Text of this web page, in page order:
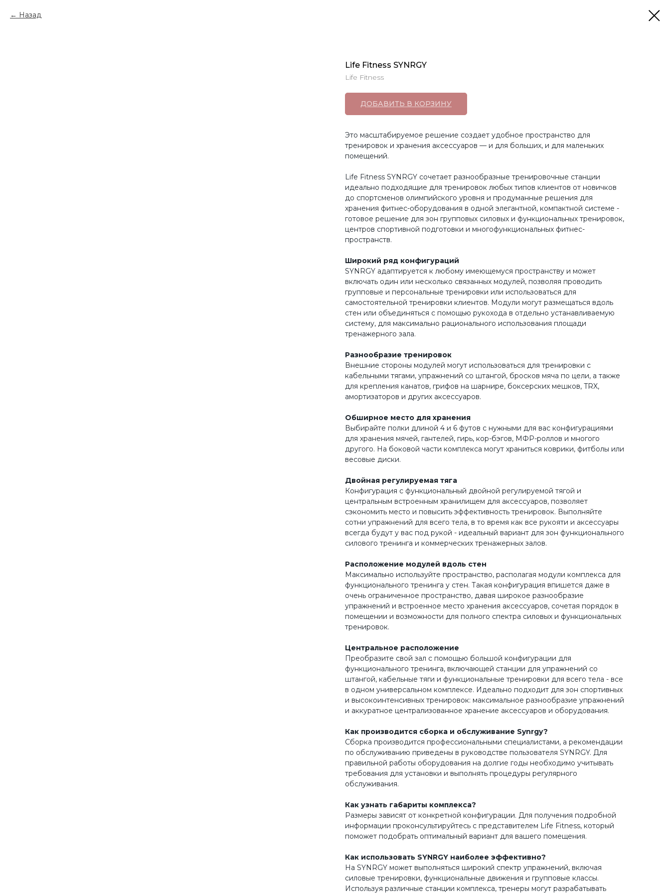
Назад
Life Fitness SYNRGY
Life Fitness
ДОБАВИТЬ В КОРЗИНУ
Это масштабируемое решение создает удобное пространство для
тренировок и хранения аксессуаров — и для больших, и для маленьких
помещений.
Life Fitness SYNRGY сочетает разнообразные тренировочные станции
идеально подходящие для тренировок любых типов клиентов от новичков
до спортсменов олимпийского уровня и продуманные решения для
хранения фитнес-оборудования в одной элегантной, компактной системе -
готовое решение для зон групповых силовых и функциональных тренировок,
центров спортивной подготовки и многофункциональных фитнес-
пространств.
Широкий ряд конфигураций
SYNRGY адаптируется к любому имеющемуся пространству и может
включать один или несколько связанных модулей, позволяя проводить
групповые и персональные тренировки или использоваться для
самостоятельной тренировки клиентов. Модули могут размещаться вдоль
стен или объединяться с помощью рукохода в отдельно устанавливаемую
систему, для максимально рационального использования площади
тренажерного зала.
Разнообразие тренировок
Внешние стороны модулей могут использоваться для тренировки с
кабельными тягами, упражнений со штангой, бросков мяча по цели, а также
для крепления канатов, грифов на шарнире, боксерских мешков, TRX,
амортизаторов и других аксессуаров.
Обширное место для хранения
Выбирайте полки длиной 4 и 6 футов с нужными для вас конфигурациями
для хранения мячей, гантелей, гирь, кор-бэгов, МФР-роллов и многого
другого. На боковой части комплекса могут храниться коврики, фитболы или
весовые диски.
Двойная регулируемая тяга
Конфигурация с функциональный двойной регулируемой тягой и
центральным встроенным хранилищем для аксессуаров, позволяет
сэкономить место и повысить эффективность тренировок. Выполняйте
сотни упражнений для всего тела, в то время как все рукояти и аксессуары
всегда будут у вас под рукой - идеальный вариант для зон функционального
силового тренинга и коммерческих тренажерных залов.
Расположение модулей вдоль стен
Максимально используйте пространство, располагая модули комплекса для
функционального тренинга у стен. Такая конфигурация впишется даже в
очень ограниченное пространство, давая широкое разнообразие
упражнений и встроенное место хранения аксессуаров, сочетая порядок в
помещении и возможности для полного спектра силовых и функциональных
тренировок.
Центральное расположение
Преобразите свой зал с помощью большой конфигурации для
функционального тренинга, включающей станции для упражнений со
штангой, кабельные тяги и функциональные тренировки для всего тела - все
в одном универсальном комплексе. Идеально подходит для зон спортивных
и высокоинтенсивных тренировок: максимальное разнообразие упражнений
и аккуратное централизованное хранение аксессуаров и оборудования.
Как производится сборка и обслуживание Synrgy?
Сборка производится профессиональными специалистами, а рекомендации
по обслуживанию приведены в руководстве пользователя SYNRGY. Для
правильной работы оборудования на долгие годы необходимо учитывать
требования для установки и выполнять процедуры регулярного
обслуживания.
Как узнать габариты комплекса?
Размеры зависят от конкретной конфигурации. Для получения подробной
информации проконсультируйтесь с представителем Life Fitness, который
поможет подобрать оптимальный вариант для вашего помещения.
Как использовать SYNRGY наиболее эффективно?
На SYNRGY может выполняться широкий спектр упражнений, включая
силовые тренировки, функциональные движения и групповые классы.
Используя различные станции комплекса, тренеры могут разрабатывать